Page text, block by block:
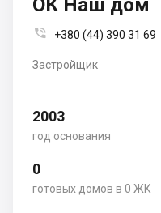
ОК Наш дом
 +380 (44) 390 31 69
Застройщик
2003
год основания
0
готовых домов в 0 ЖК